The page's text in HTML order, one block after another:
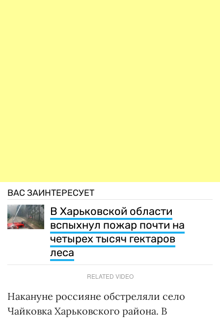
ВАС ЗАИНТЕРЕСУЕТ
В Харьковской области
вспыхнул пожар почти на
четырех тысяч гектаров
леса
RELATED VIDEO
Накануне россияне обстреляли село
Чайковка Харьковского района. В